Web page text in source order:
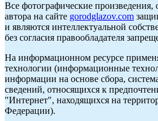
Все фотографические
автора на сайте gorodglazov.com
и являются интеллектуальной
без согласия правообладателя
На информационном ресурсе
технологии (информационные
информации на основе сбора,
сведений, относящихся к
"Интернет", находящихся на
Федерации).